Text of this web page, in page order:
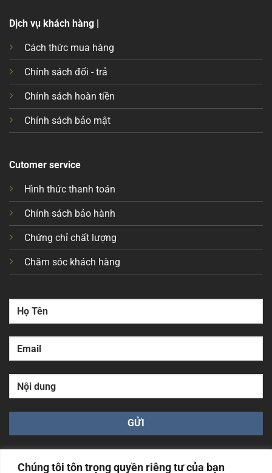
Chúng tôi tôn trọng quyền riêng tư của bạn
Dịch vụ khách hàng |
Cách thức mua hàng
Chính sách đổi - trả
Chính sách hoàn tiền
Chính sách bảo mật
Cutomer service
Hình thức thanh toán
Chính sách bảo hành
Chứng chỉ chất lượng
Chăm sóc khách hàng